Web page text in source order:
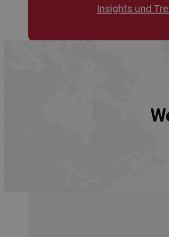
Insights und